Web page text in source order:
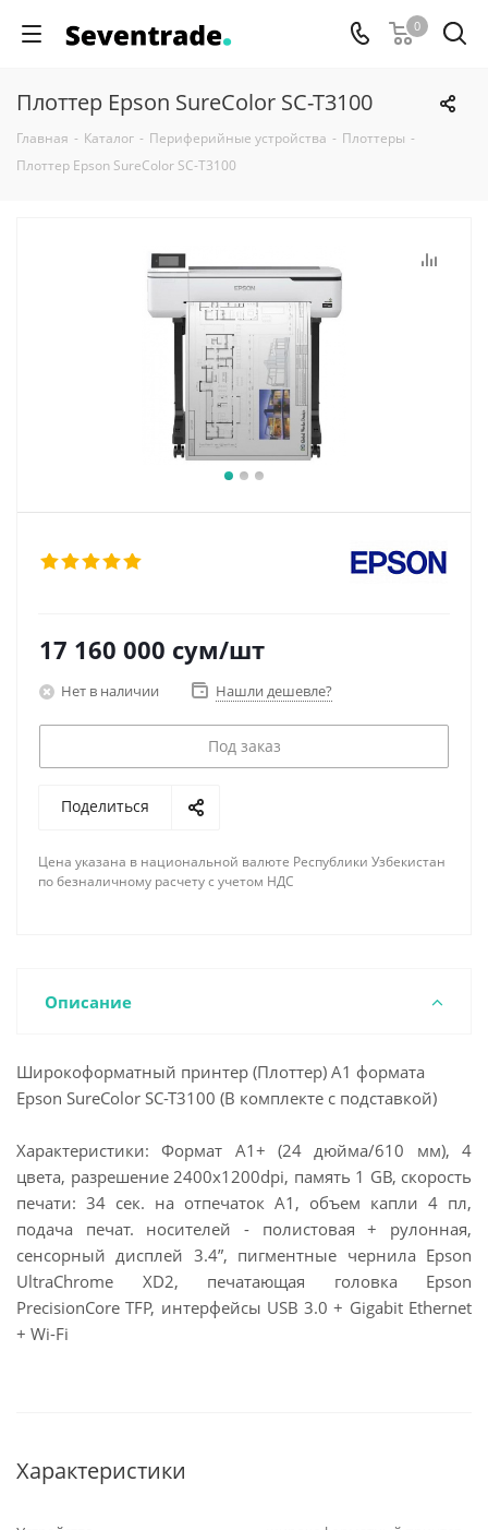
0
Плоттер Epson SureColor SC-T3100
Главная - Каталог - Периферийные устройства - Плоттеры -
Плоттер Epson SureColor SC-T3100
17 160 000 сум/шт
Нет в наличии Нашли дешевле?
Под заказ
Поделиться
Цена указана в национальной валюте Республики Узбекистан
по безналичному расчету с учетом НДС
Описание
Широкоформатный принтер (Плоттер) A1 формата
Epson SureColor SC-T3100 (В комплекте с подставкой)
Характеристики: Формат А1+ (24 дюйма/610 мм), 4
цвета, разрешение 2400x1200dpi, память 1 GB, скорость
печати: 34 сек. на отпечаток А1, объем капли 4 пл,
подача печат. носителей - полистовая + рулонная,
сенсорный дисплей 3.4”, пигментные чернила Epson
UltraChrome XD2, печатающая головка Epson
PrecisionCore TFP, интерфейсы USB 3.0 + Gigabit Ethernet
+ Wi-Fi
Характеристики